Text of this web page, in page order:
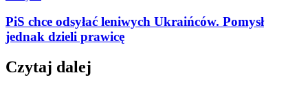
PiS chce odsyłać leniwych Ukraińców. Pomysł
jednak dzieli prawicę
Czytaj dalej